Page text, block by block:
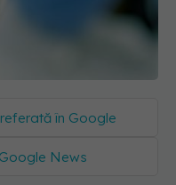
în Google
News